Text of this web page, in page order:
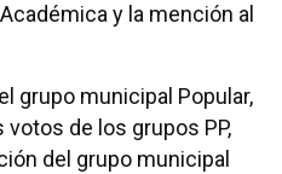
y la mención al
grupo municipal Popular,
de los grupos PP,
del grupo municipal